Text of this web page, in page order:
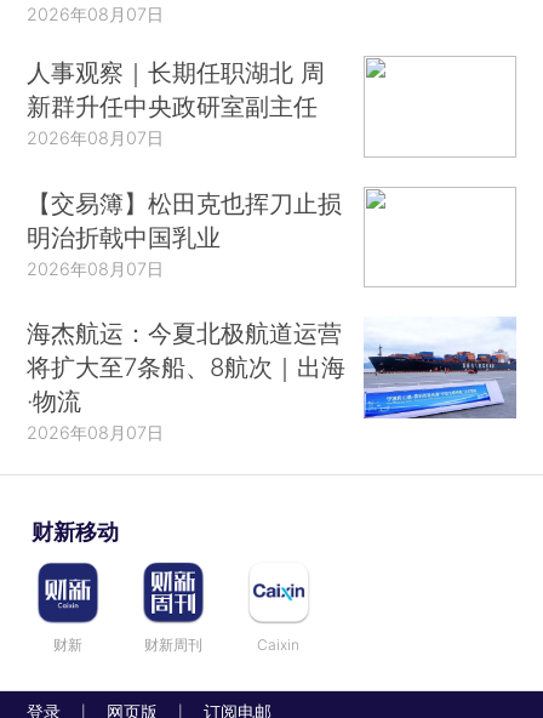
2026年08月07日
人事观察｜长期任职湖北 周
新群升任中央政研室副主任
2026年08月07日
【交易簿】松田克也挥刀止损
明治折戟中国乳业
2026年08月07日
海杰航运：今夏北极航道运营
将扩大至7条船、8航次｜出海
·物流
2026年08月07日
财新移动
财新 财新周刊 Caixin
登录 网页版 订阅电邮